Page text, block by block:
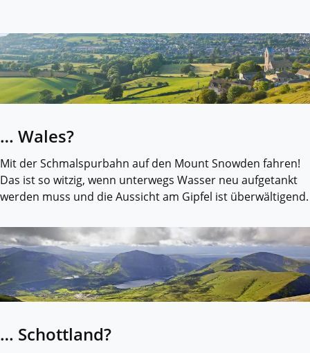
… Wales?
Mit der Schmalspurbahn auf den Mount Snowden fahren!
Das ist so witzig, wenn unterwegs Wasser neu aufgetankt
werden muss und die Aussicht am Gipfel ist überwältigend.
… Schottland?